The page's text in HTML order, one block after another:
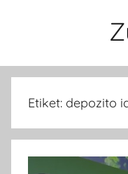
Etiket: depozito